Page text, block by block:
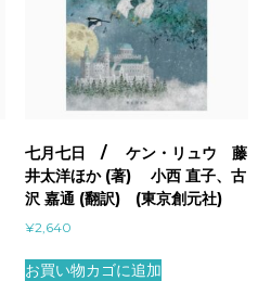
七月七日 / ケン・リュウ 藤
井太洋ほか (著) 小西 直子、古
沢 嘉通 (翻訳) (東京創元社)
¥2,640
お買い物カゴに追加